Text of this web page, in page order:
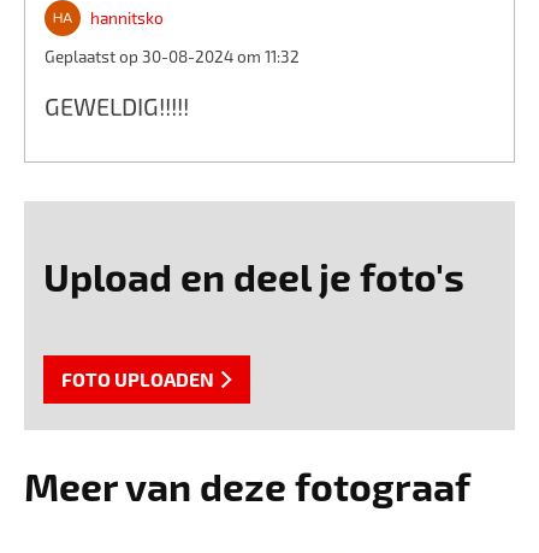
hannitsko
Geplaatst op 30-08-2024 om 11:32
GEWELDIG!!!!!
Upload en deel je foto's
FOTO UPLOADEN
Meer van deze fotograaf